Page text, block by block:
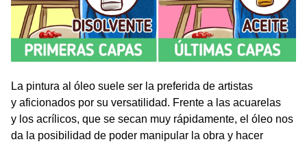
La pintura al óleo suele ser la preferida de artistas
y aficionados por su versatilidad. Frente a las acuarelas
y los acrílicos, que se secan muy rápidamente, el óleo nos
da la posibilidad de poder manipular la obra y hacer